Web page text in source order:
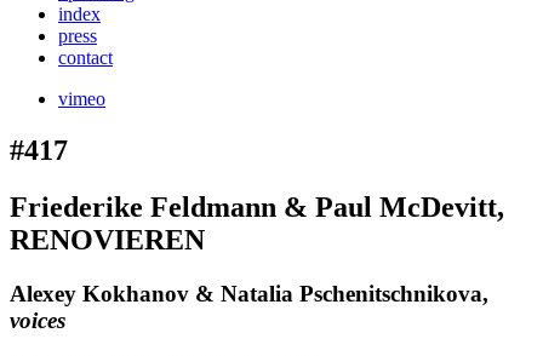
index
press
contact
vimeo
#417
Friederike Feldmann & Paul McDevitt,
RENOVIEREN
Alexey Kokhanov & Natalia Pschenitschnikova,
voices